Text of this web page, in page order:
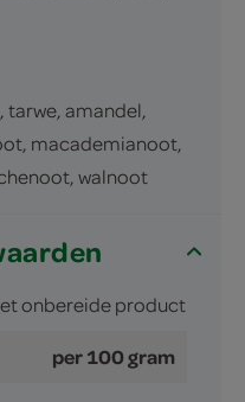
tarwe, amandel,
macademianoot,
walnoot
onbereide product
per 100 gram